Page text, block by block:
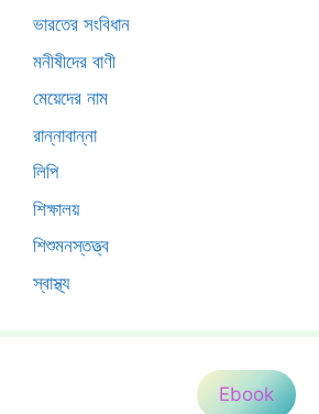
ভারতের সংবিধান
মনীষীদের বাণী
মেয়েদের নাম
রান্নাবান্না
লিপি
শিক্ষালয়
শিশুমনস্তত্ত্ব
স্বাস্থ্য
Ebook